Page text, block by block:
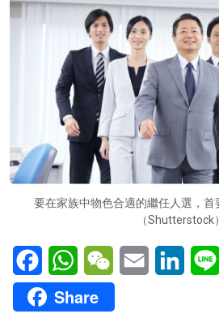
要在家族中物色合適的繼任人選，首
（Shutterstock）
FacebookWhatsAppWeChatEmail
Share